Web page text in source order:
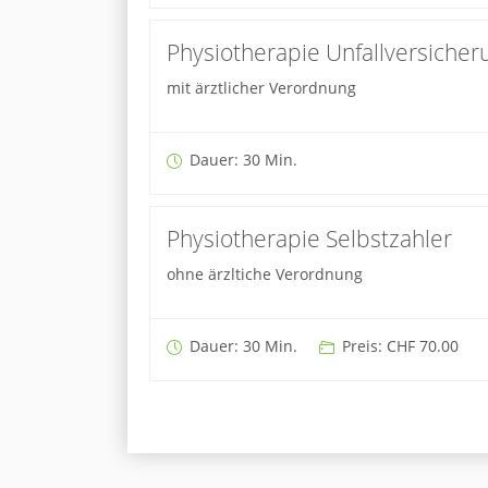
Physiotherapie
mit ärztlicher Verordnung
Dauer: 30 Min.
Physiotherapie Selbstzahler
ohne ärzltiche Verordnung
Dauer: 30 Min. Preis: CHF 70.00